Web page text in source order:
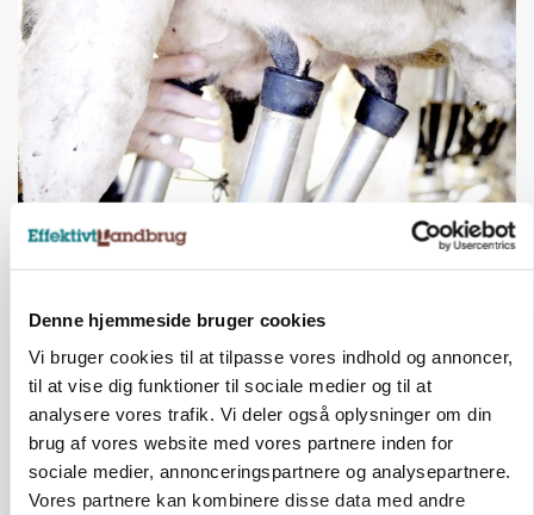
Denne hjemmeside bruger cookies
Vi bruger cookies til at tilpasse vores indhold og annoncer,
til at vise dig funktioner til sociale medier og til at
analysere vores trafik. Vi deler også oplysninger om din
brug af vores website med vores partnere inden for
sociale medier, annonceringspartnere og analysepartnere.
Vores partnere kan kombinere disse data med andre
BUSINESS
Fra mark til mur: Byggeriet kan åbne nyt
marked for biokul
Annonce